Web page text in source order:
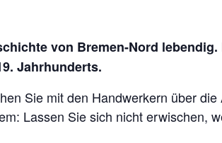
von Bremen-Nord
Jahrhunderts.
Sie mit den Handwerkern über
Lassen Sie sich nicht erwischen,